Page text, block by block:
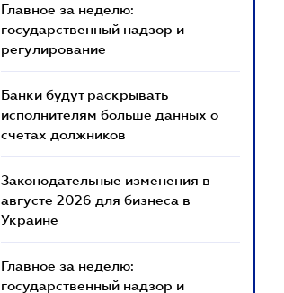
Главное за неделю:
государственный надзор и
регулирование
Банки будут раскрывать
исполнителям больше данных о
счетах должников
Законодательные изменения в
августе 2026 для бизнеса в
Украине
Главное за неделю:
государственный надзор и